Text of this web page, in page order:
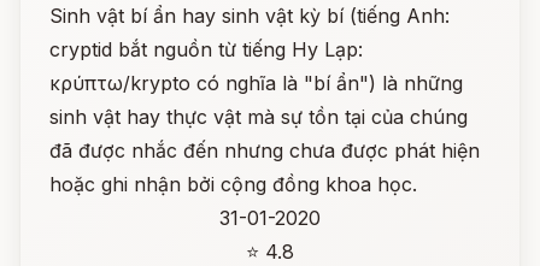
Sinh vật bí ẩn hay sinh vật kỳ bí (tiếng Anh:
cryptid bắt nguồn từ tiếng Hy Lạp:
κρύπτω/krypto có nghĩa là "bí ẩn") là những
sinh vật hay thực vật mà sự tồn tại của chúng
đã được nhắc đến nhưng chưa được phát hiện
hoặc ghi nhận bởi cộng đồng khoa học.
31-01-2020
⭐ 4.8